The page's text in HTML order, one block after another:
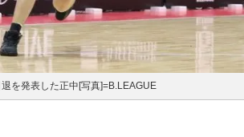
を発表した正中[写真]=B.LEAGUE